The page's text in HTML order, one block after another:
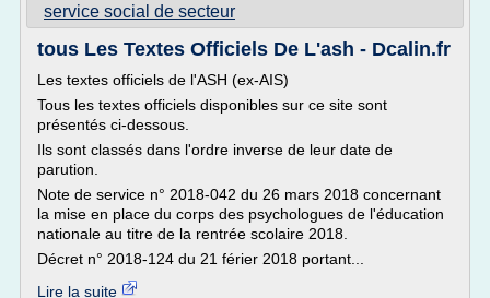
service social de secteur
tous Les Textes Officiels De L'ash - Dcalin.fr
Les textes officiels de l'ASH (ex-AIS)
Tous les textes officiels disponibles sur ce site sont
présentés ci-dessous.
Ils sont classés dans l'ordre inverse de leur date de
parution.
Note de service n° 2018-042 du 26 mars 2018 concernant
la mise en place du corps des psychologues de l'éducation
nationale au titre de la rentrée scolaire 2018.
Décret n° 2018-124 du 21 férier 2018 portant...
Lire la suite